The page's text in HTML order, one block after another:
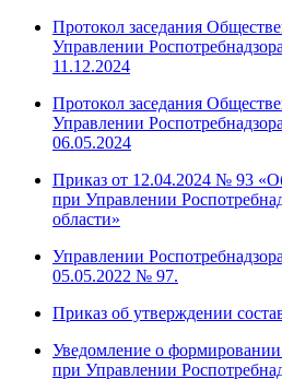
Протокол заседания
Управлении
11.12.2024
Протокол заседания
Управлении
06.05.2024
Приказ от 12.04.2024 № 93
при Управлении
области»
Управлении
05.05.2022 № 97.
Приказ об утверждении
Уведомление о
при Управлении